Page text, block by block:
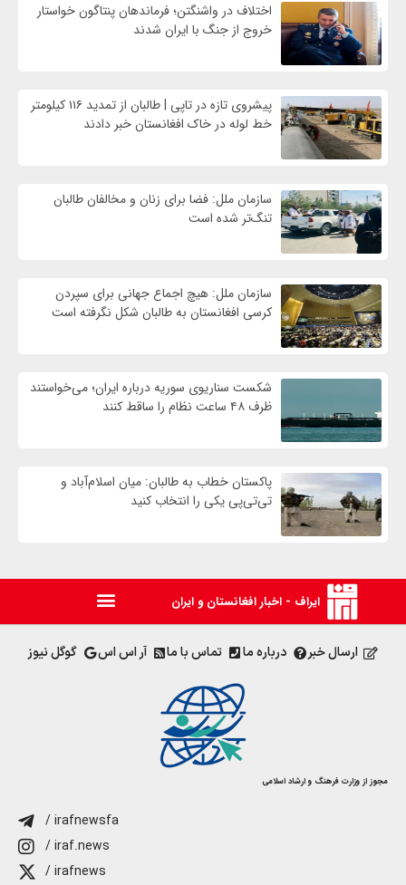
اختلاف در واشنگتن؛ فرماندهان پنتاگون خواستار
خروج از جنگ با ایران شدند
پیشروی تازه در تاپی | طالبان از تمدید ۱۱۶ کیلومتر
خط لوله در خاک افغانستان خبر دادند
سازمان ملل: فضا برای زنان و مخالفان طالبان
تنگ‌تر شده است
سازمان ملل: هیچ اجماع جهانی برای سپردن
کرسی افغانستان به طالبان شکل نگرفته است
شکست سناریوی سوریه درباره ایران؛ می‌خواستند
ظرف ۴۸ ساعت نظام را ساقط کنند
پاکستان خطاب به طالبان: میان اسلام‌آباد و
تی‌تی‌پی یکی را انتخاب کنید
ایراف - اخبار افغانستان و ایران
ارسال خبر درباره ما تماس با ما آر اس اس گوگل نیوز
مجوز از وزارت فرهنگ و ارشاد اسلامی
/ irafnewsfa
/ iraf.news
/ irafnews